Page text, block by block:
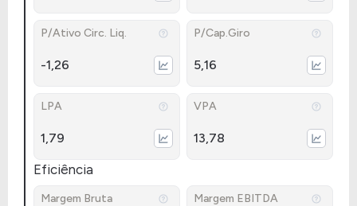
P/Ativo Circ. Liq.
-1,26
P/Cap.Giro
5,16
LPA
1,79
VPA
13,78
Eficiência
Margem Bruta Margem EBITDA